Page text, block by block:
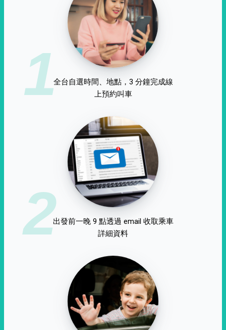
1全台自選時間、地點，3 分鐘完成線
上預約叫車
2出發前一晚 9 點透過 email 收取乘車
詳細資料